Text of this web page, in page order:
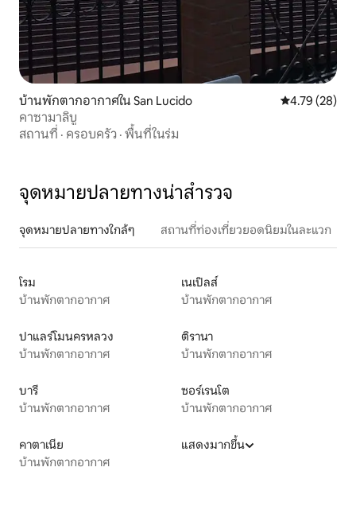
บ้านพักตากอากาศใน San Lucido คะแนนเฉลี่ย
4.79 (28)
คาซามาลิบู
สถานที่ · ครอบครัว · พื้นที่ในร่ม
จุดหมายปลายทางน่าสำรวจ
จุดหมายปลายทางใกล้ๆ สถานที่ท่องเที่ยวยอดนิยมในละแวก
โรม
บ้านพักตากอากาศ
เนเปิลส์
บ้านพักตากอากาศ
ปาแลร์โมนครหลวง
บ้านพักตากอากาศ
ติรานา
บ้านพักตากอากาศ
บารี
บ้านพักตากอากาศ
ซอร์เรนโต
บ้านพักตากอากาศ
คาตาเนีย
บ้านพักตากอากาศ
แสดงมากขึ้น